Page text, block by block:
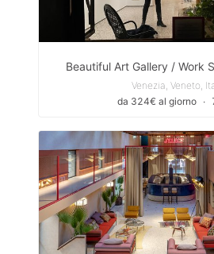
Beautiful Art Gallery / Work
Venezia, Veneto,
da 324€ al giorno
∙